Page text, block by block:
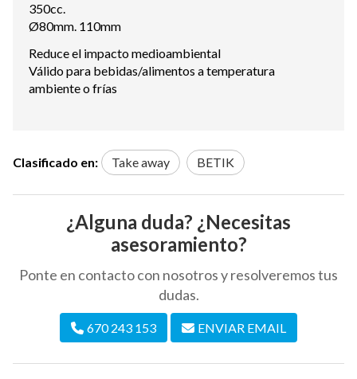
350cc.
Ø80mm. 110mm
Reduce el impacto medioambiental
Válido para bebidas/alimentos a temperatura
ambiente o frías
Clasificado en: Take away BETIK
¿Alguna duda? ¿Necesitas
asesoramiento?
Ponte en contacto con nosotros y resolveremos tus
dudas.
670 243 153 ENVIAR EMAIL